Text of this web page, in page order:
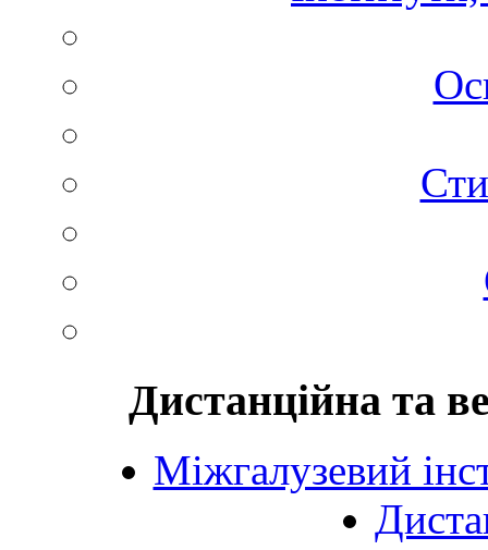
Дистанційна та
Міжгалузевий